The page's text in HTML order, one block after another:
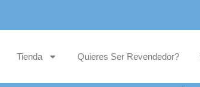
Tienda Quieres Ser Revendedor?